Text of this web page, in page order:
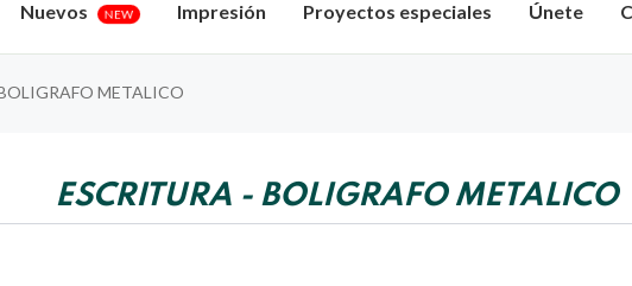
Nuevos NEW Impresión Proyectos especiales Únete
METALICO
ESCRITURA - BOLIGRAFO METALICO